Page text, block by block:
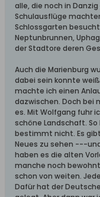
alle, die noch in
Schulausflüge
Schlossgarten
Neptunbrunnen,
der Stadtore deren
Auch die Marienburg
dabei sein konnte
machte ich einen
dazwischen. Doch bei
es. Mit Wolfgang fuhr
schöne Landschaft.
bestimmt nicht. Es
Neues zu sehen ---
haben es die alten
manche noch
schon von weiten.
Dafür hat der